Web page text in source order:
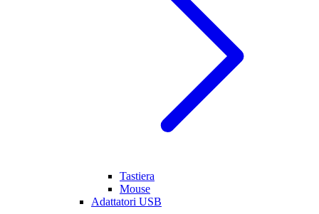
Tastiera
Mouse
Adattatori USB